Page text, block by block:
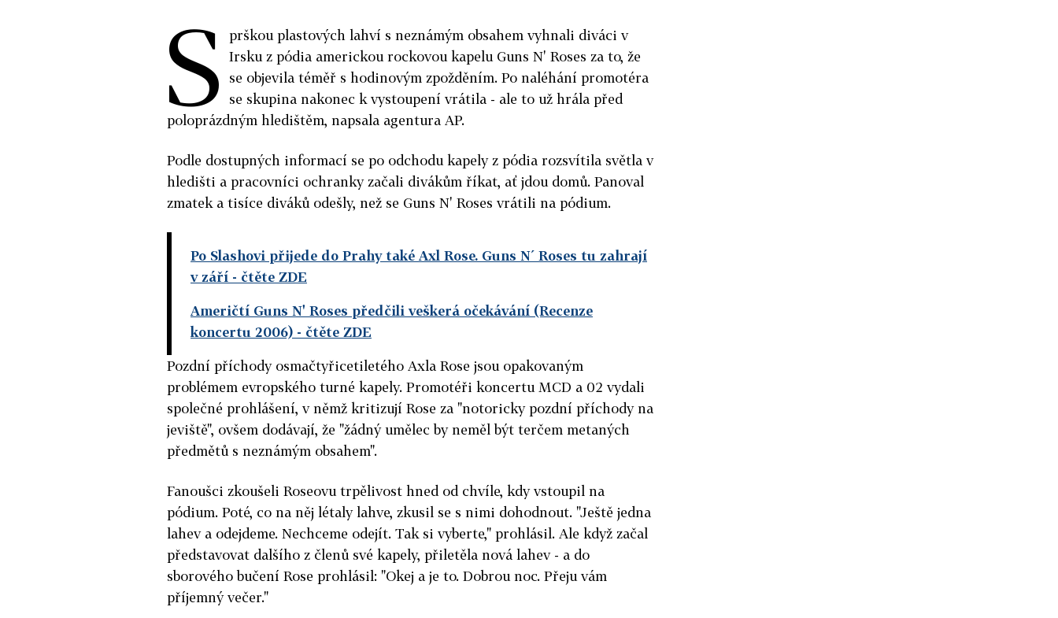
S
prškou plastových lahví s neznámým obsahem vyhnali diváci v
Irsku z pódia americkou rockovou kapelu Guns N' Roses za to, že
se objevila téměř s hodinovým zpožděním. Po naléhání promotéra
se skupina nakonec k vystoupení vrátila - ale to už hrála před
poloprázdným hledištěm, napsala agentura AP.
Podle dostupných informací se po odchodu kapely z pódia rozsvítila světla v
hledišti a pracovníci ochranky začali divákům říkat, ať jdou domů. Panoval
zmatek a tisíce diváků odešly, než se Guns N' Roses vrátili na pódium.
Po Slashovi přijede do Prahy také Axl Rose. Guns N´ Roses tu zahrají
v září - čtěte ZDE
Američtí Guns N' Roses předčili veškerá očekávání (Recenze
koncertu 2006) - čtěte ZDE
Pozdní příchody osmačtyřicetiletého Axla Rose jsou opakovaným
problémem evropského turné kapely. Promotéři koncertu MCD a 02 vydali
společné prohlášení, v němž kritizují Rose za "notoricky pozdní příchody na
jeviště", ovšem dodávají, že "žádný umělec by neměl být terčem metaných
předmětů s neznámým obsahem".
Fanoušci zkoušeli Roseovu trpělivost hned od chvíle, kdy vstoupil na
pódium. Poté, co na něj létaly lahve, zkusil se s nimi dohodnout. "Ještě jedna
lahev a odejdeme. Nechceme odejít. Tak si vyberte," prohlásil. Ale když začal
představovat dalšího z členů své kapely, přiletěla nová lahev - a do
sborového bučení Rose prohlásil: "Okej a je to. Dobrou noc. Přeju vám
příjemný večer."